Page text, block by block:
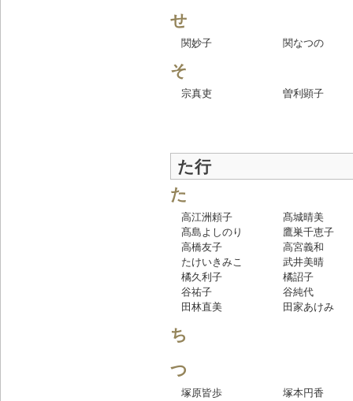
せ
関妙子 関なつの
そ
宗真吏 曽利顕子
た行
た
高江洲頼子
髙城晴美
髙島よしのり
鷹巣千恵子
高橋友子
高宮義和
たけいきみこ
武井美晴
橘久利子
橘詔子
谷祐子
谷純代
田林直美
田家あけみ
ち
つ
塚原皆歩
塚本円香